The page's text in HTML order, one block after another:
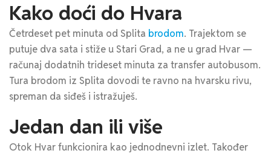
Kako doći do Hvara
Četrdeset pet minuta od Splita brodom. Trajektom se
putuje dva sata i stiže u Stari Grad, a ne u grad Hvar —
računaj dodatnih trideset minuta za transfer autobusom.
Tura brodom iz Splita dovodi te ravno na hvarsku rivu,
spreman da siđeš i istražuješ.
Jedan dan ili više
Otok Hvar funkcionira kao jednodnevni izlet. Također